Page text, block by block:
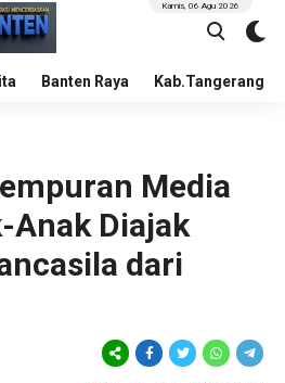
Banten Raya Kab.Tangerang
Kamis, 06 Agu 2026
Media
Anak Diajak
dari